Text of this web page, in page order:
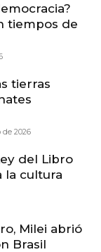
tiempos de
tierras
de 2026
del Libro
la cultura
Milei abrió
Brasil